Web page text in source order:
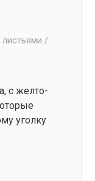
/
с желто-
уголку